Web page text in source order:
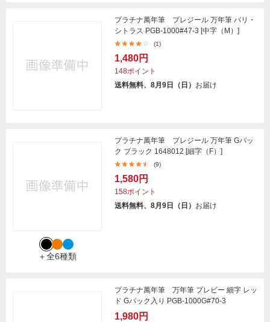
プラチナ萬年筆 プレジール 万年筆 バリ・
シトラス PGB-1000#47-3 [中字（M）]
(1)
1,480円
148ポイント
送料無料、8月9日（日） お届け
＋全6種類
プラチナ萬年筆 プレジール 万年筆 Gパッ
ク ブラック 1648012 [細字（F）]
(9)
1,580円
158ポイント
送料無料、8月9日（日） お届け
プラチナ萬年筆 万年筆 プレビー 細字 レッ
ド Gパック入り PGB-1000G#70-3
1,980円